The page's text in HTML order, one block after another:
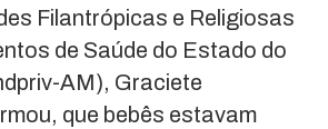
Filantrópicas e Religiosas
de Saúde do Estado do
AM), Graciete
que bebês estavam